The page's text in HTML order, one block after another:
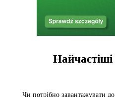
Чи потрібно завантажувати